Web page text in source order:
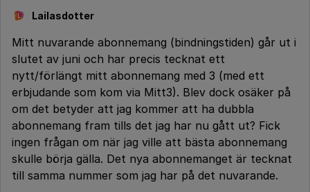
Lailasdotter
Mitt nuvarande abonnemang (bindningstiden) går ut i
slutet av juni och har precis tecknat ett
nytt/förlängt mitt abonnemang med 3 (med ett
erbjudande som kom via Mitt3). Blev dock osäker på
om det betyder att jag kommer att ha dubbla
abonnemang fram tills det jag har nu gått ut? Fick
ingen frågan om när jag ville att bästa abonnemang
skulle börja gälla. Det nya abonnemanget är tecknat
till samma nummer som jag har på det nuvarande.